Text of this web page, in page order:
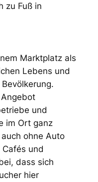
zu Fuß in
Marktplatz als
Lebens und
und
im Ort ganz
ohne Auto
und
dass sich
hier